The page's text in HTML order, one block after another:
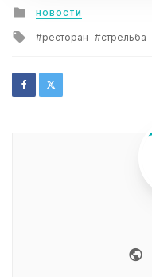
Posted
in
НОВОСТИ
Tagged
with
ресторан стрельба